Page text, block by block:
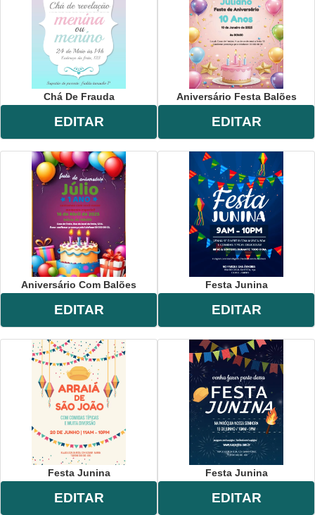
Chá De Frauda
EDITAR
Aniversário Festa Balões
EDITAR
Aniversário Com Balões
EDITAR
Festa Junina
EDITAR
Festa Junina
EDITAR
Festa Junina
EDITAR